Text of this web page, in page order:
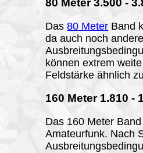
80 Meter 3.500 -
Das80 Meter Band
da auch noch
können extrem
Feldstärke ähnlich
160 Meter 1.810 -
Das 160 Meter
Amateurfunk. Nach